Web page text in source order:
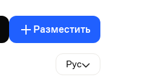
Разместить
Рус